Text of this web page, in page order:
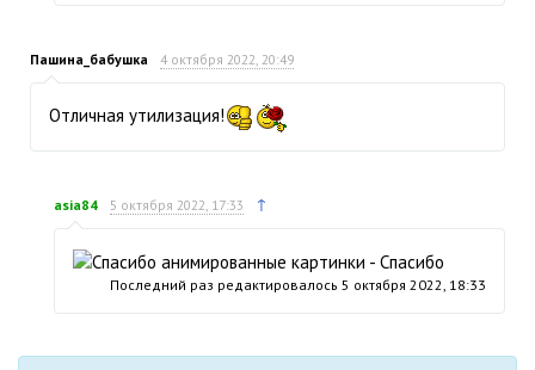
Пашина_бабушка 4 октября 2022, 20:49
Отличная утилизация!
asia84 5 октября 2022, 17:33 ↑
Последний раз редактировалось 5 октября 2022, 18:33